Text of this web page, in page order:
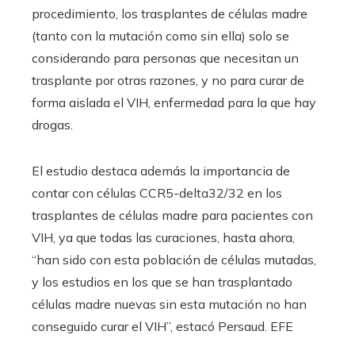
procedimiento, los trasplantes de células madre
(tanto con la mutación como sin ella) solo se
considerando para personas que necesitan un
trasplante por otras razones, y no para curar de
forma aislada el VIH, enfermedad para la que hay
drogas.
El estudio destaca además la importancia de
contar con células CCR5-delta32/32 en los
trasplantes de células madre para pacientes con
VIH, ya que todas las curaciones, hasta ahora,
“han sido con esta población de células mutadas,
y los estudios en los que se han trasplantado
células madre nuevas sin esta mutación no han
conseguido curar el VIH”, estacó Persaud. EFE